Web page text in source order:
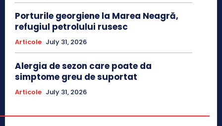
Porturile georgiene la Marea Neagră,
refugiul petrolului rusesc
Articole July 31, 2026
Alergia de sezon care poate da
simptome greu de suportat
Articole July 31, 2026